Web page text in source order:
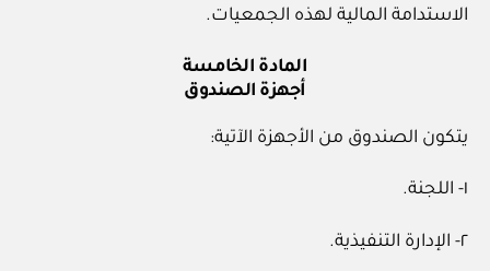
الاستدامة المالية لهذه الجمعيات.
المادة الخامسة
أجهزة الصندوق
يتكون الصندوق من الأجهزة الآتية:
١- اللجنة.
٢- الإدارة التنفيذية.